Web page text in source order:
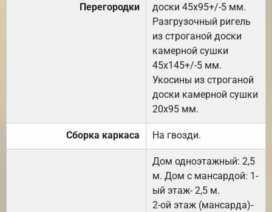
Перегородки
доски 45х95+/-5 мм.
Разгрузочный ригель
из строганой доски
камерной сушки
45х145+/-5 мм.
Укосины из строганой
доски камерной сушки
20х95 мм.
Сборка каркаса На гвозди.
Дом одноэтажный: 2,5
м. Дом с мансардой: 1-
ый этаж- 2,5 м.
2-ой этаж (мансарда)-